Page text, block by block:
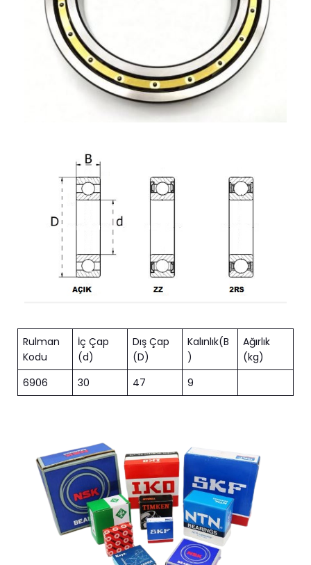
Rulman
Kodu
İç Çap
(d)
Dış Çap
(D)
Kalınlık(B
)
Ağırlık
(kg)
6906
30 47 9